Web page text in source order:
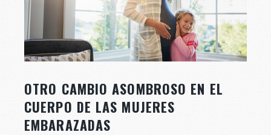
OTRO CAMBIO ASOMBROSO EN EL
CUERPO DE LAS MUJERES
EMBARAZADAS